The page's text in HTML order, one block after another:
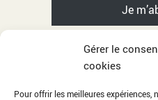
Gérer le
cookies
Pour offrir les meilleures